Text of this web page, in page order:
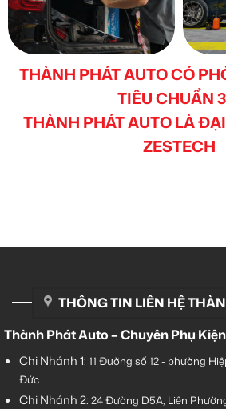
THÀNH PHÁT AUTO CÓ
TIÊU CHUẨN
THÀNH PHÁT AUTO LÀ
ZESTECH
THÔNG TIN LIÊN HỆ
Thành Phát Auto – Chuyên Phụ
Chi Nhánh 1: 11 Đường số 12 - phường
Đức
Chi Nhánh 2: 24 Đường D5A, Liên